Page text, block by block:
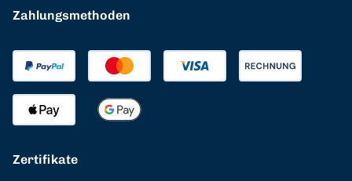
Zahlungsmethoden
Zertifikate